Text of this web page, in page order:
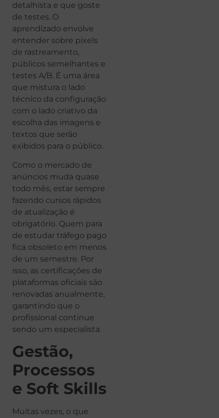
detalhista e que goste
de testes. O
aprendizado envolve
entender sobre pixels
de rastreamento,
públicos semelhantes e
testes A/B. É uma área
que mistura o lado
técnico da configuração
com o lado criativo da
escolha das imagens e
textos que serão
exibidos para o público.
Como o mercado de
anúncios muda quase
todo mês, estar sempre
fazendo cursos rápidos
de atualização é
obrigatório. Quem para
de estudar tráfego pago
fica obsoleto em menos
de um semestre. Por
isso, as certificações de
plataformas oficiais são
renovadas anualmente,
garantindo que o
profissional continue
sendo um especialista.
Gestão,
Processos
e Soft Skills
Muitas vezes, o que